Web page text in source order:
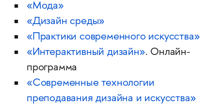
«Мода»
«Дизайн среды»
«Практики современного искусства»
«Интерактивный дизайн». Онлайн-
программа
«Современные технологии
преподавания дизайна и искусства»